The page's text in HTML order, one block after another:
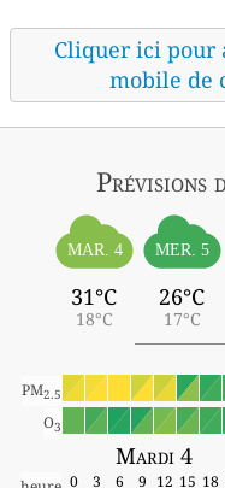
Cliquer ici pour
mobile de
Prévisions
MAR. 4
31°C
18°C
MER. 5
26°C
17°C
PM2.5
O3
Mardi 4
0 3 6 9 12 15 18